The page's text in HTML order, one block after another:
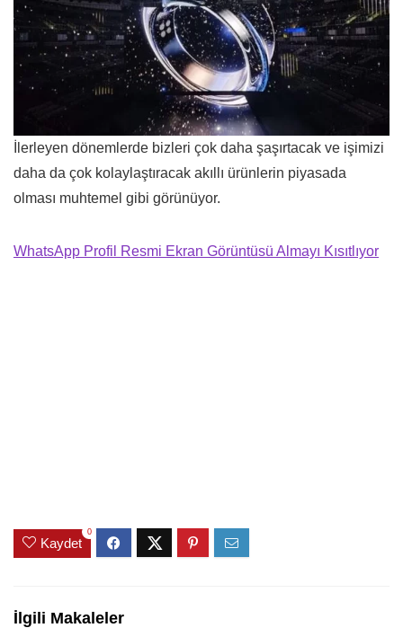
İlerleyen dönemlerde bizleri çok daha şaşırtacak ve işimizi
daha da çok kolaylaştıracak akıllı ürünlerin piyasada
olması muhtemel gibi görünüyor.
WhatsApp Profil Resmi Ekran Görüntüsü Almayı Kısıtlıyor
Kaydet
0
İlgili Makaleler